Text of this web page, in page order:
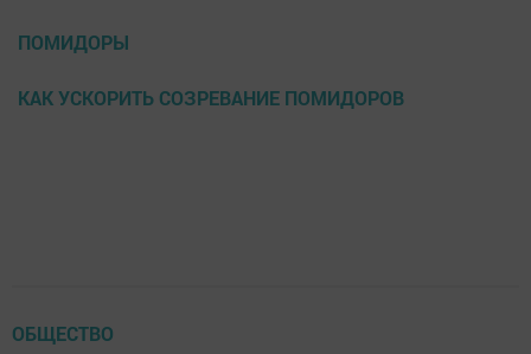
ПОМИДОРЫ
КАК УСКОРИТЬ СОЗРЕВАНИЕ ПОМИДОРОВ
ОБЩЕСТВО